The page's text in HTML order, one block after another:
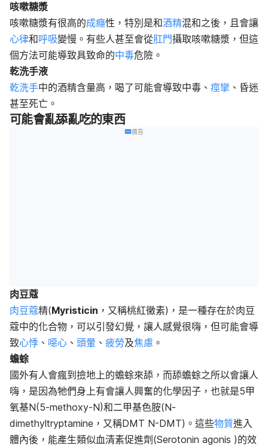
咳嗽糖漿
咳嗽糖漿有很高的成癮性，特別是和酒精混和之後，且會讓
心律和呼吸變慢。有些人甚至會從肛門攝取咳嗽糖漿，但這
個方法可能導致具致命的中毒危險。
乾洗手液
乾洗手中的酒精含量高，喝了可能會導致中毒、 痙攣 、昏迷
甚至死亡。
可能會亂舔亂吃的東西
廣告
肉豆蔻
肉豆蔻精(Myristicin ，又稱桃紅黴素)，是一種存在於肉豆
蔻中的化合物，可以引發幻覺，讓人感覺很嗨，但可能會導
致心悸 、 噁心 、 頭暈 、 疲勞及焦慮 。
蟾蜍
國外有人會瘋到撿地上的蟾蜍來舔，而舔蟾蜍之所以會讓人
嗨，是因為牠們身上有會讓人興奮的化學因子，也就是5甲
氧基N(5-methoxy-N)和二甲基色胺(N-
dimethyltryptamine，又稱DMT N-DMT)。這些物質進入
體內後，能產生類似血清素促進劑(Serotonin agonis )的效